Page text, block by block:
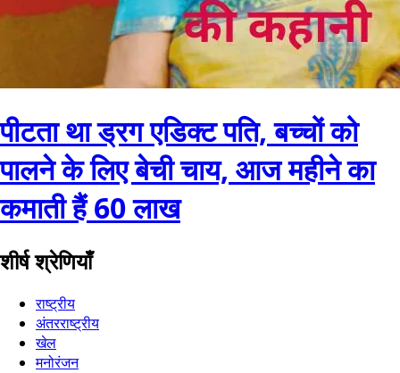
पीटता था ड्रग एडिक्ट पति, बच्चों को
पालने के लिए बेची चाय, आज महीने का
कमाती हैं 60 लाख
शीर्ष श्रेणियाँ
राष्ट्रीय
अंतरराष्ट्रीय
खेल
मनोरंजन